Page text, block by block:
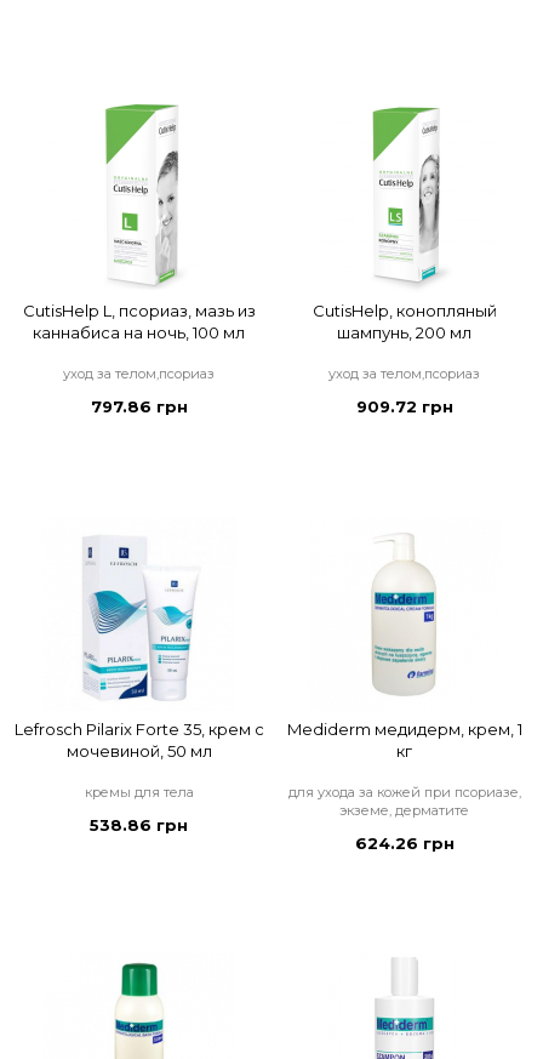
CutisHelp L, псориаз, мазь из
каннабиса на ночь, 100 мл
уход за телом,псориаз
797.86 грн
CutisHelp, конопляный
шампунь, 200 мл
уход за телом,псориаз
909.72 грн
Lefrosch Pilarix Forte 35, крем с
мочевиной, 50 мл
кремы для тела
538.86 грн
Mediderm медидерм, крем, 1
кг
для ухода за кожей при псориазе,
экземе, дерматите
624.26 грн